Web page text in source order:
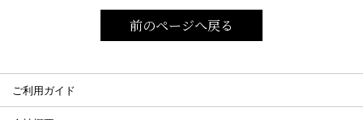
前のページへ戻る
ご利用ガイド